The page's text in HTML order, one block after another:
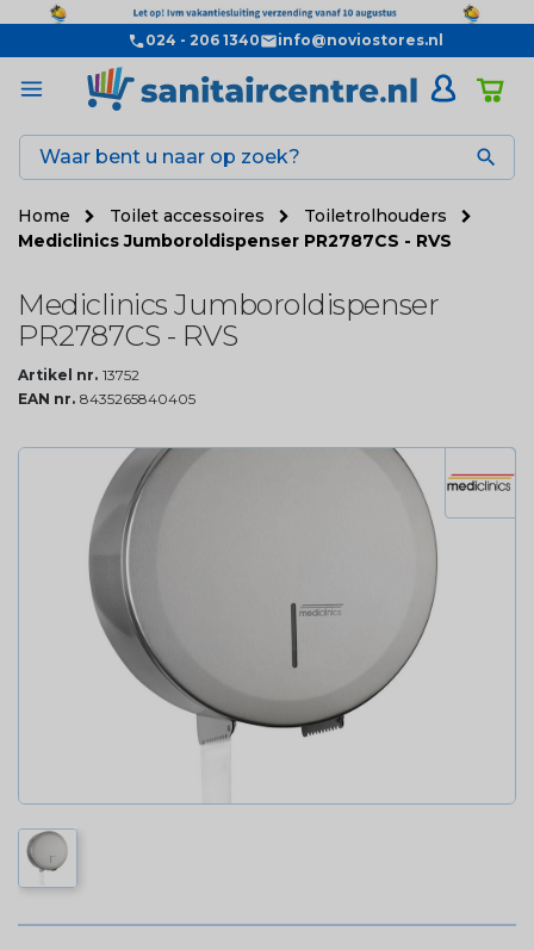
024 - 206 1340 info@noviostores.nl

Home Toilet accessoires
Toiletrolhouders
Mediclinics Jumboroldispenser PR2787CS - RVS
Mediclinics Jumboroldispenser
PR2787CS - RVS
Artikel nr. 13752
EAN nr. 8435265840405